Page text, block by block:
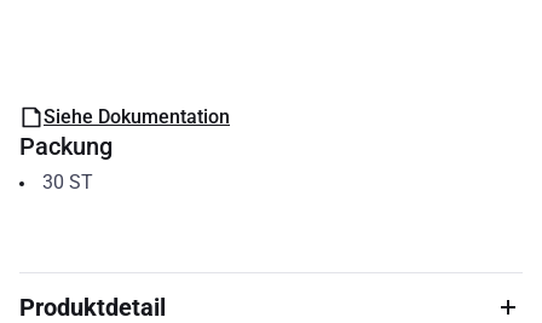
Siehe Dokumentation
Packung
30 ST
Produktdetail